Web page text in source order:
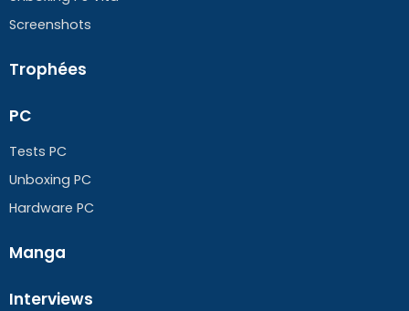
Screenshots
Trophées
PC
Tests PC
Unboxing PC
Hardware PC
Manga
Interviews